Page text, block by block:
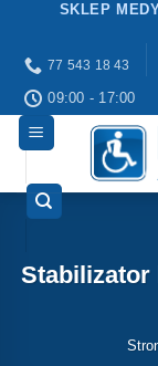
Przewiń
zawartości
SKLEP
77 543 18 43
09:00 - 17:00
Stabilizator